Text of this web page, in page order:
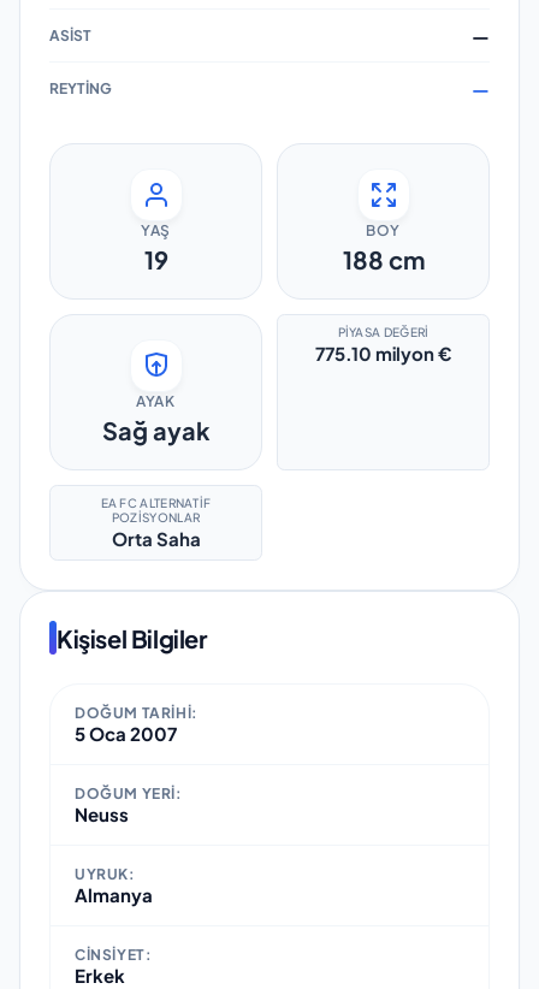
—
—
YAŞ
19
BOY
188 cm
AYAK
Sağ ayak
PIYASA DEĞERI
775.10 milyon €
EA FC ALTERNATIF
POZISYONLAR
Orta Saha
Kişisel Bilgiler
DOĞUM TARIHI:
5 Oca 2007
DOĞUM YERI:
Neuss
UYRUK:
Almanya
CINSIYET:
Erkek